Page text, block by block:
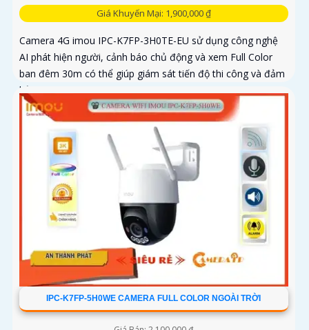
Giá Khuyến Mại: 1,900,000 ₫
Camera 4G imou IPC-K7FP-3H0TE-EU sử dụng công nghệ
AI phát hiện người, cảnh báo chủ động và xem Full Color
ban đêm 30m có thể giúp giám sát tiến độ thi công và đảm
bảo an ninh cho công trình xây dựng, đặc biệt là trong
những khu vực mà việc đi lại khó khăn hoặc không có sẵn
kết nối mạng ổn định. Camera IPC-K7FP-3H0TE-EU sử dụng
công nghệ nhận diện người và động vật, kết hợp Wifi không
IPC-K7FP-5H0WE CAMERA FULL COLOR NGOÀI TRỜI